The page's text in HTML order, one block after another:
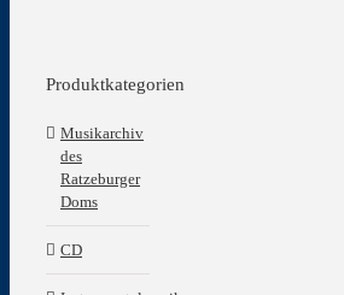
Produktkategorien
Musikarchiv
des
Ratzeburger
Doms
CD